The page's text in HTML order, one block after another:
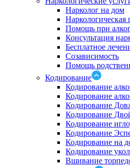
Нарколог на дом
Помощь при
Консультация
Бесплатное
Созависимость
Помощь
Кодирование
Кодирование
Кодирование
Кодирование
Кодирование
Кодирование
Кодирование
Кодирование на
Кодирование
Вшивание